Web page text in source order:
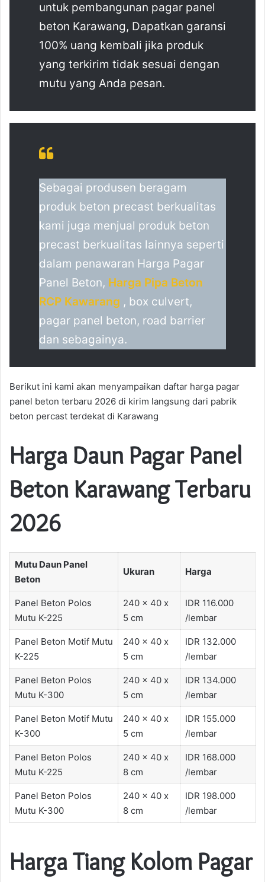
untuk pembangunan pagar panel
beton Karawang, Dapatkan garansi
100% uang kembali jika produk
yang terkirim tidak sesuai dengan
mutu yang Anda pesan.
Sebagai produsen beragam
produk beton precast berkualitas
kami juga menjual produk beton
precast berkualitas lainnya seperti
dalam penawaran Harga Pagar
Panel Beton, Harga Pipa Beton
RCP Kawarang , box culvert,
pagar panel beton, road barrier
dan sebagainya.
Berikut ini kami akan menyampaikan daftar harga pagar
panel beton terbaru 2026 di kirim langsung dari pabrik
beton percast terdekat di Karawang
Harga Daun Pagar Panel
Beton Karawang Terbaru
2026
Mutu Daun Panel
Beton
Ukuran Harga
Panel Beton Polos
Mutu K-225
240 x 40 x
5 cm
IDR 116.000
/lembar
Panel Beton Motif Mutu
K-225
240 x 40 x
5 cm
IDR 132.000
/lembar
Panel Beton Polos
Mutu K-300
240 x 40 x
5 cm
IDR 134.000
/lembar
Panel Beton Motif Mutu
K-300
240 x 40 x
5 cm
IDR 155.000
/lembar
Panel Beton Polos
Mutu K-225
240 x 40 x
8 cm
IDR 168.000
/lembar
Panel Beton Polos
Mutu K-300
240 x 40 x
8 cm
IDR 198.000
/lembar
Harga Tiang Kolom Pagar